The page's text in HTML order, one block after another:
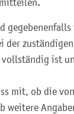
ist
mit, ob die
weitere